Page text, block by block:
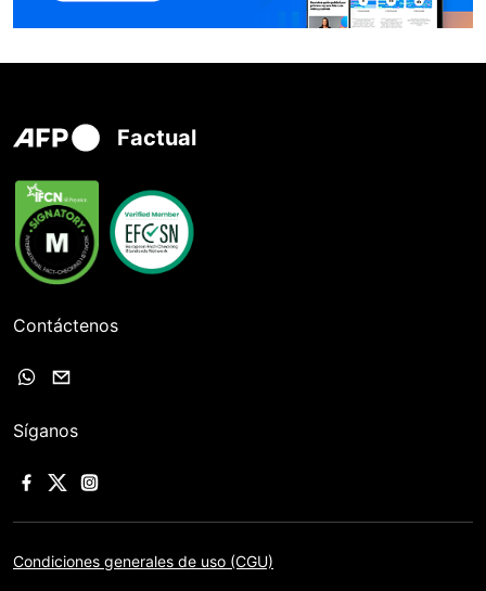
Factual
Contáctenos
Síganos
Condiciones generales de uso (CGU)